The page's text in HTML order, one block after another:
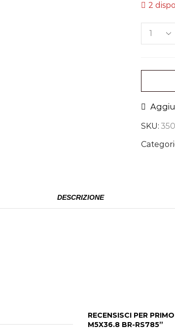
2
SKU:
DESCRIZIONE
RECENSISCI PER
M5X36.8 BR-RS785”